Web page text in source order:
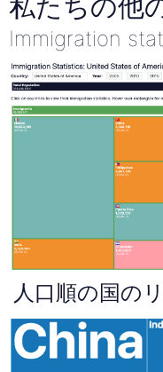
Immigration
人口順の国の